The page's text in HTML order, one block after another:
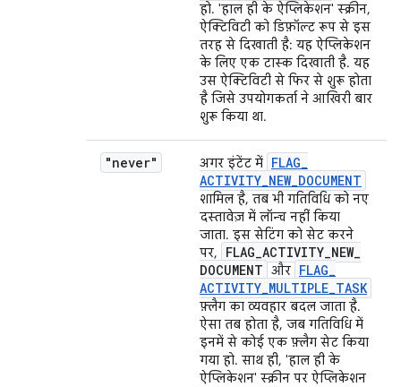
हो. 'हाल ही के ऐप्लिकेशन' स्क्रीन,
ऐक्टिविटी को डिफ़ॉल्ट रूप से इस
तरह से दिखाती है: यह ऐप्लिकेशन
के लिए एक टास्क दिखाती है. यह
उस ऐक्टिविटी से फिर से शुरू होता
है जिसे उपयोगकर्ता ने आखिरी बार
शुरू किया था.
"never" अगर इंटेंट में FLAG_
ACTIVITY_NEW_DOCUMENT
शामिल है, तब भी गतिविधि को नए
दस्तावेज़ में लॉन्च नहीं किया
जाता. इस सेटिंग को सेट करने
पर,
FLAG_ACTIVITY_NEW_
DOCUMENT और FLAG_
ACTIVITY_MULTIPLE_TASK
फ़्लैग का व्यवहार बदल जाता है.
ऐसा तब होता है, जब गतिविधि में
इनमें से कोई एक फ़्लैग सेट किया
गया हो. साथ ही, 'हाल ही के
ऐप्लिकेशन' स्क्रीन पर ऐप्लिकेशन